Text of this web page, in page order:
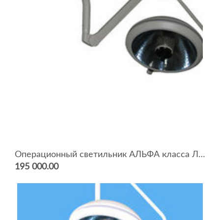
Операционный светильник АЛЬФА класса ЛЮКС G6000W
195 000.00